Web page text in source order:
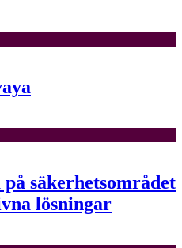
säkerhetsområdet
lösningar